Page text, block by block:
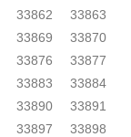
33862
33863
33869
33870
33876
33877
33883
33884
33890
33891
33897
33898